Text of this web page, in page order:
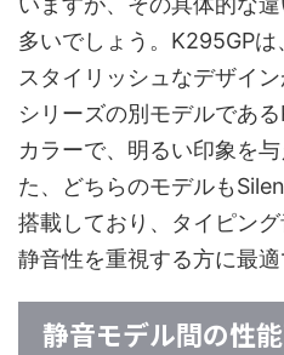
多いでしょう。K295GP
スタイリッシュなデザイ
シリーズの別モデルであ
カラーで、明るい印象を
た、どちらのモデルも
搭載しており、タイピン
静音性を重視する方に最適
静音モデル間の性